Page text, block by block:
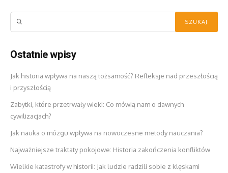
Ostatnie wpisy
Jak historia wpływa na naszą tożsamość? Refleksje nad przeszłością
i przyszłością
Zabytki, które przetrwały wieki: Co mówią nam o dawnych
cywilizacjach?
Jak nauka o mózgu wpływa na nowoczesne metody nauczania?
Najważniejsze traktaty pokojowe: Historia zakończenia konfliktów
Wielkie katastrofy w historii: Jak ludzie radzili sobie z klęskami